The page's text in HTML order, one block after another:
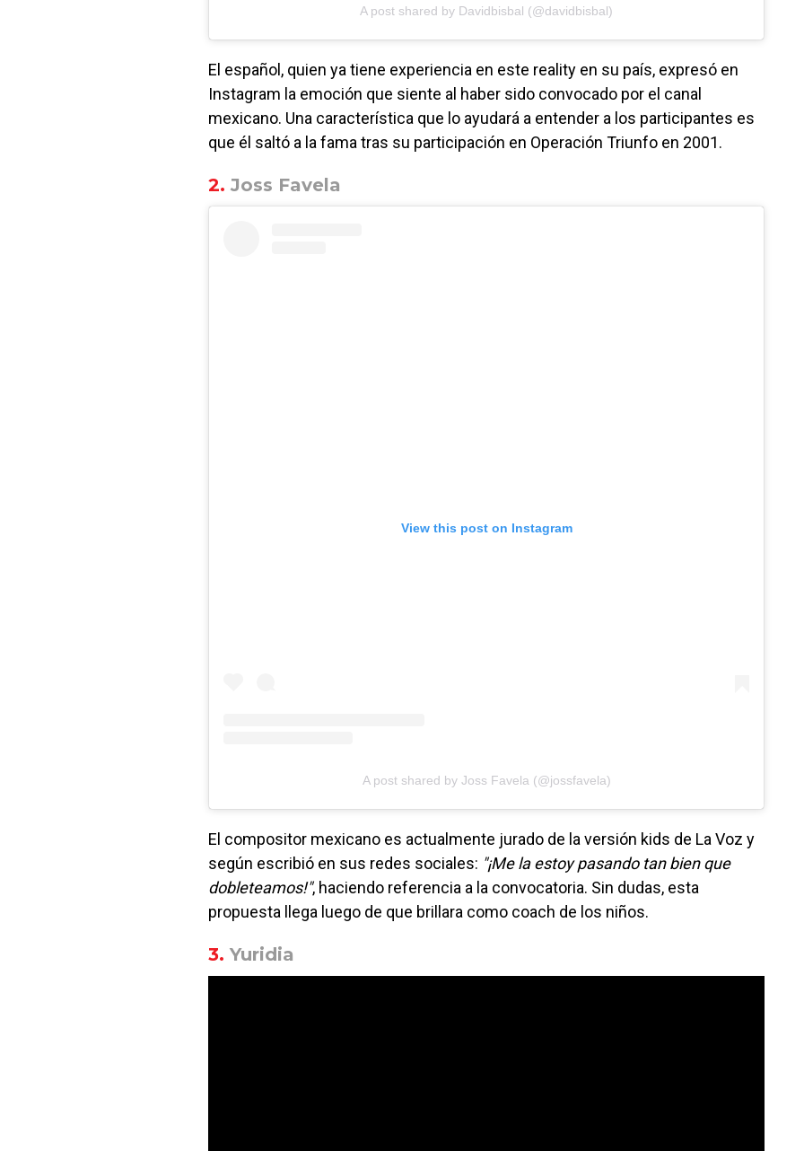
A post shared by Davidbisbal (@davidbisbal)
El español, quien ya tiene experiencia en este reality en su país, expresó en
Instagram la emoción que siente al haber sido convocado por el canal
mexicano. Una característica que lo ayudará a entender a los participantes es
que él saltó a la fama tras su participación en Operación Triunfo en 2001.
2. Joss Favela
View this post on Instagram
A post shared by Joss Favela (@jossfavela)
El compositor mexicano es actualmente jurado de la versión kids de La Voz y
según escribió en sus redes sociales: "¡Me la estoy pasando tan bien que
dobleteamos!", haciendo referencia a la convocatoria. Sin dudas, esta
propuesta llega luego de que brillara como coach de los niños.
3. Yuridia